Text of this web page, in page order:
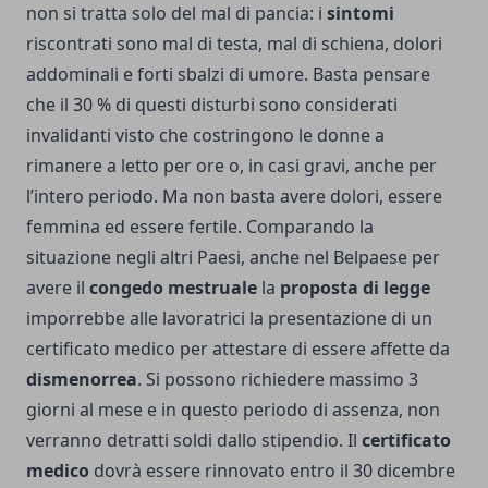
non si tratta solo del mal di pancia: i sintomi
riscontrati sono mal di testa, mal di schiena, dolori
addominali e forti sbalzi di umore. Basta pensare
che il 30 % di questi disturbi sono considerati
invalidanti visto che costringono le donne a
rimanere a letto per ore o, in casi gravi, anche per
l’intero periodo. Ma non basta avere dolori, essere
femmina ed essere fertile. Comparando la
situazione negli altri Paesi, anche nel Belpaese per
avere il congedo mestruale la proposta di legge
imporrebbe alle lavoratrici la presentazione di un
certificato medico per attestare di essere affette da
dismenorrea. Si possono richiedere massimo 3
giorni al mese e in questo periodo di assenza, non
verranno detratti soldi dallo stipendio. Il certificato
medico dovrà essere rinnovato entro il 30 dicembre